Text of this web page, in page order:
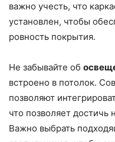
важно учесть, что
установлен, чтобы
ровность покрытия.
Не забывайте об
встроено в потолок.
позволяют
что позволяет
Важно выбрать